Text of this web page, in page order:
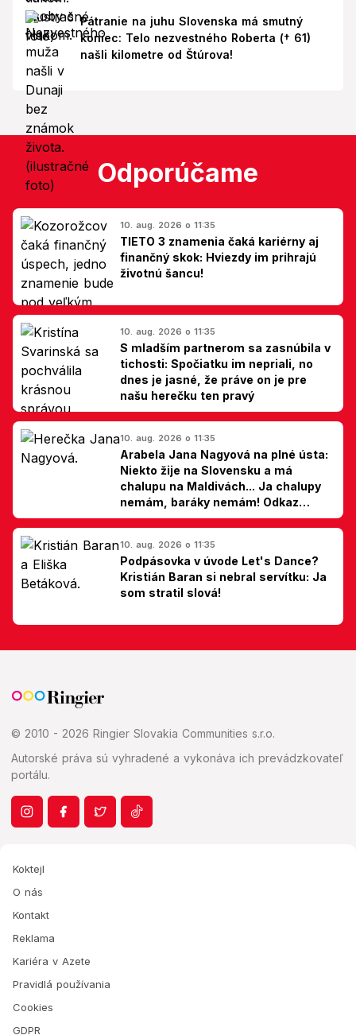
Pátranie na juhu Slovenska má smutný
koniec: Telo nezvestného Roberta († 61)
našli kilometre od Štúrova!
Odporúčame
10. aug. 2026 o 11:35
TIETO 3 znamenia čaká kariérny aj
finančný skok: Hviezdy im prihrajú
životnú šancu!
10. aug. 2026 o 11:35
S mladším partnerom sa zasnúbila v
tichosti: Spočiatku im nepriali, no
dnes je jasné, že práve on je pre
našu herečku ten pravý
10. aug. 2026 o 11:35
Arabela Jana Nagyová na plné ústa:
Niekto žije na Slovensku a má
chalupu na Maldivách... Ja chalupy
nemám, baráky nemám! Odkaz
Slovákom
10. aug. 2026 o 11:35
Podpásovka v úvode Let's Dance?
Kristián Baran si nebral servítku: Ja
som stratil slová!
© 2010 - 2026 Ringier Slovakia Communities s.r.o.
Autorské práva sú vyhradené a vykonáva ich prevádzkovateľ
portálu.
Koktejl
O nás
Kontakt
Reklama
Kariéra v Azete
Pravidlá používania
Cookies
GDPR